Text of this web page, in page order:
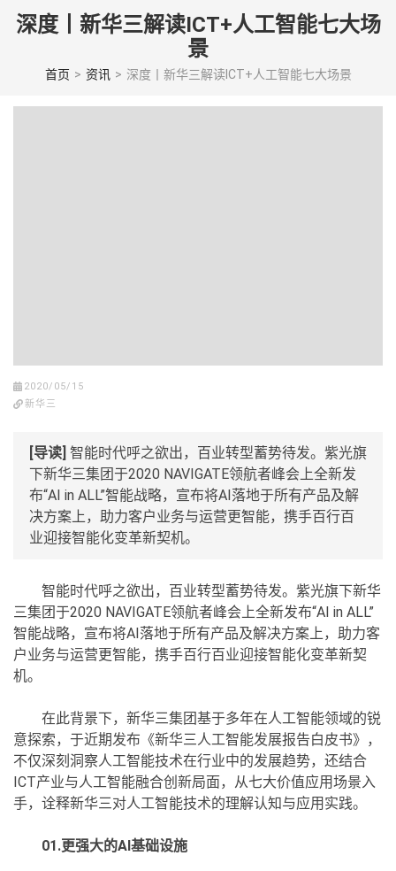
Skip
深度丨新华三解读ICT+人工智能七大场
景
首页 > 资讯 > 深度丨新华三解读ICT+人工智能七大场景
2020/05/15
新华三
[导读] 智能时代呼之欲出，百业转型蓄势待发。紫光旗
下新华三集团于2020 NAVIGATE领航者峰会上全新发
布“AI in ALL”智能战略，宣布将AI落地于所有产品及解
决方案上，助力客户业务与运营更智能，携手百行百
业迎接智能化变革新契机。
智能时代呼之欲出，百业转型蓄势待发。紫光旗下新华
三集团于2020 NAVIGATE领航者峰会上全新发布“AI in ALL”
智能战略，宣布将AI落地于所有产品及解决方案上，助力客
户业务与运营更智能，携手百行百业迎接智能化变革新契
机。
在此背景下，新华三集团基于多年在人工智能领域的锐
意探索，于近期发布《新华三人工智能发展报告白皮书》，
不仅深刻洞察人工智能技术在行业中的发展趋势，还结合
ICT产业与人工智能融合创新局面，从七大价值应用场景入
手，诠释新华三对人工智能技术的理解认知与应用实践。
01.更强大的AI基础设施